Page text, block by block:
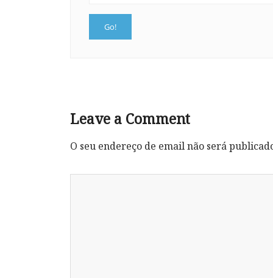
Leave a Comment
O seu endereço de email não será